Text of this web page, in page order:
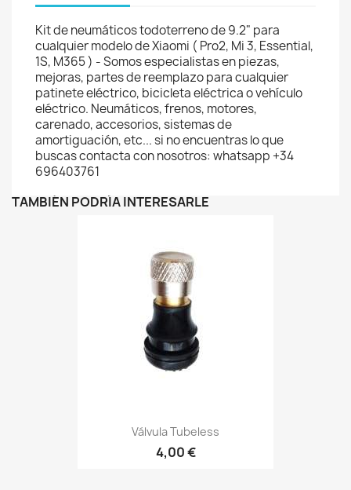
Kit de neumáticos todoterreno de 9.2" para
cualquier modelo de Xiaomi ( Pro2, Mi 3, Essential,
1S, M365 ) - Somos especialistas en piezas,
mejoras, partes de reemplazo para cualquier
patinete eléctrico, bicicleta eléctrica o vehículo
eléctrico. Neumáticos, frenos, motores,
carenado, accesorios, sistemas de
amortiguación, etc... si no encuentras lo que
buscas contacta con nosotros: whatsapp +34
696403761
TAMBIÉN PODRÍA INTERESARLE
Válvula Tubeless
4,00 €